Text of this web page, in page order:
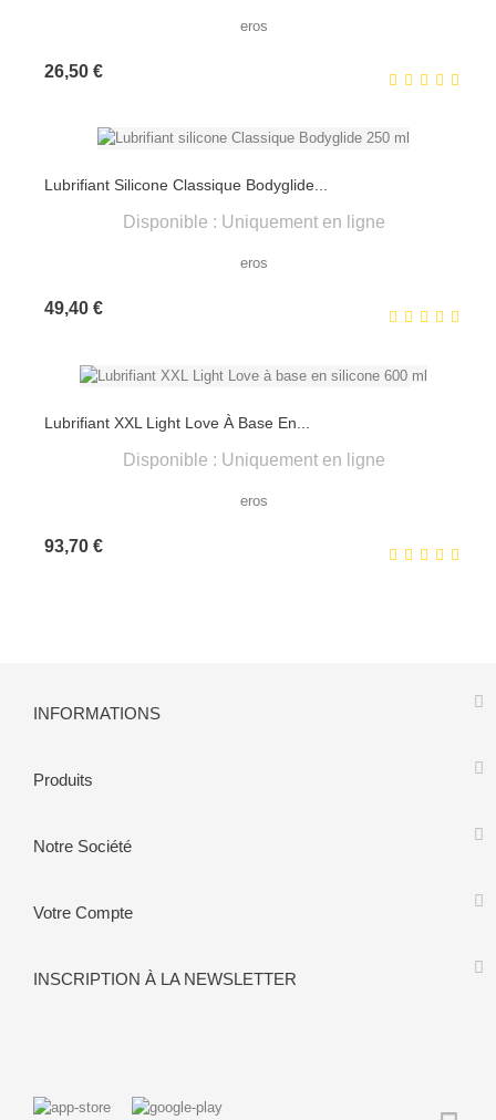
eros
26,50 €Prix
Lubrifiant Silicone Classique Bodyglide...
Disponible : Uniquement en ligne
eros
49,40 €Prix
Lubrifiant XXL Light Love À Base En...
Disponible : Uniquement en ligne
eros
93,70 €Prix
INFORMATIONS
Produits
Notre Société
Votre Compte
INSCRIPTION À LA NEWSLETTER